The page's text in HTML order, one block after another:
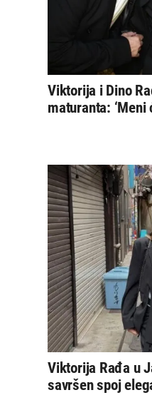
Viktorija i Dino
maturanta: ‘Meni
Viktorija Rađa u
savršen spoj